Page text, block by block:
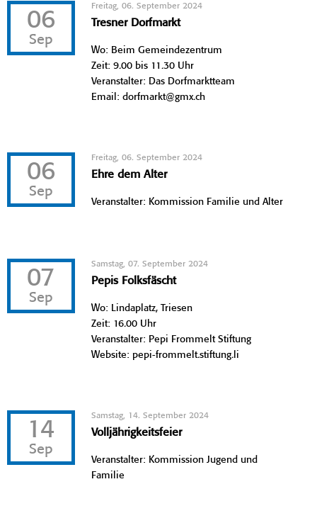
06
Sep
Freitag, 06. September 2024
Tresner Dorfmarkt
Wo: Beim Gemeindezentrum
Zeit: 9.00 bis 11.30 Uhr
Veranstalter: Das Dorfmarktteam
Email: dorfmarkt@gmx.ch
06
Sep
Freitag, 06. September 2024
Ehre dem Alter
Veranstalter: Kommission Familie und Alter
07
Sep
Samstag, 07. September 2024
Pepis Folksfäscht
Wo: Lindaplatz, Triesen
Zeit: 16.00 Uhr
Veranstalter: Pepi Frommelt Stiftung
Website: pepi-frommelt.stiftung.li
14
Sep
Samstag, 14. September 2024
Volljährigkeitsfeier
Veranstalter: Kommission Jugend und
Familie